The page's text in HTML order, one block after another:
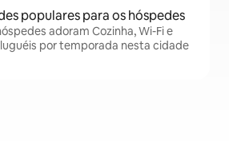
populares para os hóspedes
adoram Cozinha, Wi-Fi e
por temporada nesta cidade